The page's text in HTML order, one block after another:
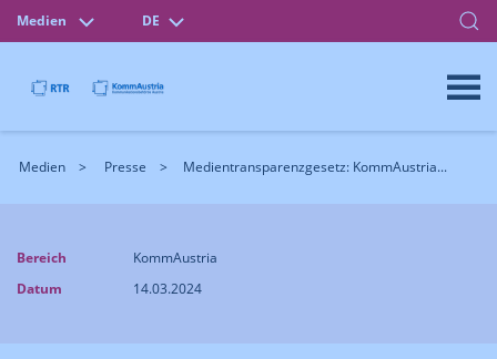
Medien DE
Medien Presse Medientransparenzgesetz: KommAustria...
Bereich
KommAustria
Datum
14.03.2024